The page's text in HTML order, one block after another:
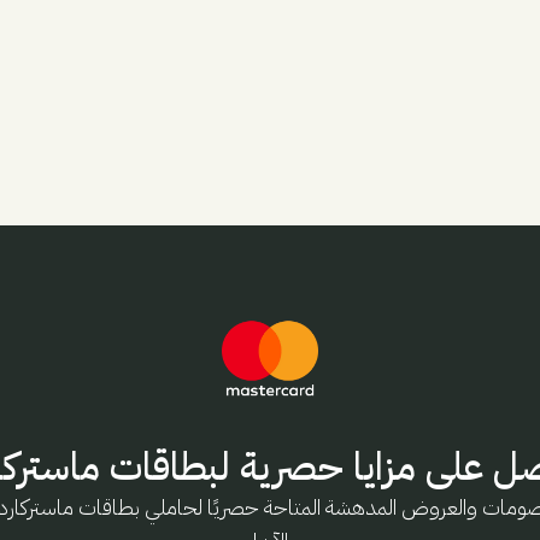
على مزايا حصرية لبطاقات
والعروض المدهشة المتاحة حصريًا لحاملي بطاقات